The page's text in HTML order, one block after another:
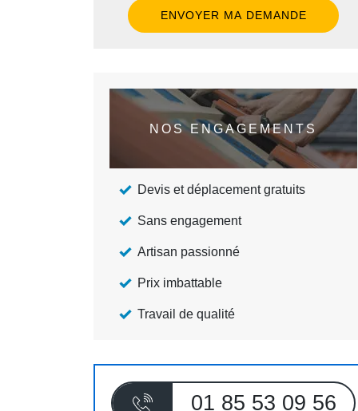
NOS ENGAGEMENTS
Devis et déplacement gratuits
Sans engagement
Artisan passionné
Prix imbattable
Travail de qualité
01 85 53 09 56